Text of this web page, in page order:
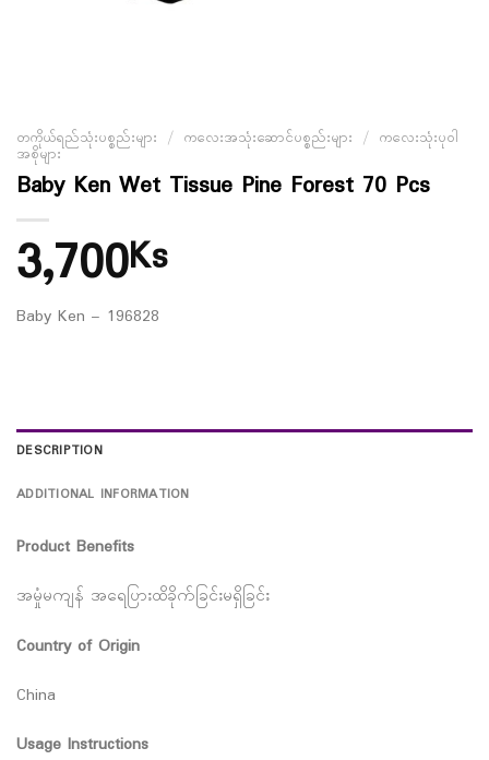
တကိုယ်ရည်သုံးပစ္စည်းများ / ကလေးအသုံးဆောင်ပစ္စည်းများ / ကလေးသုံးပုဝါ
အစိုများ
Baby Ken Wet Tissue Pine Forest 70 Pcs
3,700Ks
Baby Ken – 196828
DESCRIPTION
ADDITIONAL INFORMATION
Product Benefits
အမှုံမကျန် အရေပြားထိခိုက်ခြင်းမရှိခြင်း
Country of Origin
China
Usage Instructions